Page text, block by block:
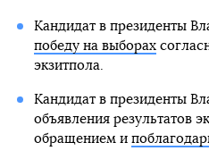
Кандидат в президенты
победу на выборах
экзитпола.
Кандидат в президенты
объявления результатов
обращением и